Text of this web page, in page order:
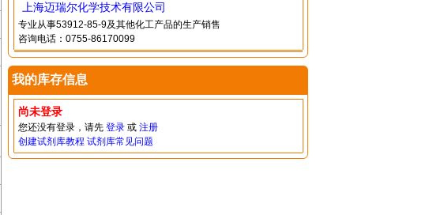
上海迈瑞尔化学技术有限公司
专业从事53912-85-9及其他化工产品的生产销售
咨询电话：0755-86170099
我的库存信息
尚未登录
您还没有登录，请先 登录或 注册
创建试剂库教程 试剂库常见问题